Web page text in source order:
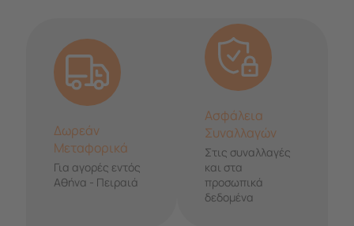
Δωρεάν
Μεταφορικά
Για αγορές εντός
Αθήνα - Πειραιά
Ασφάλεια
Συναλλαγών
Στις συναλλαγές
και στα
προσωπικά
δεδομένα